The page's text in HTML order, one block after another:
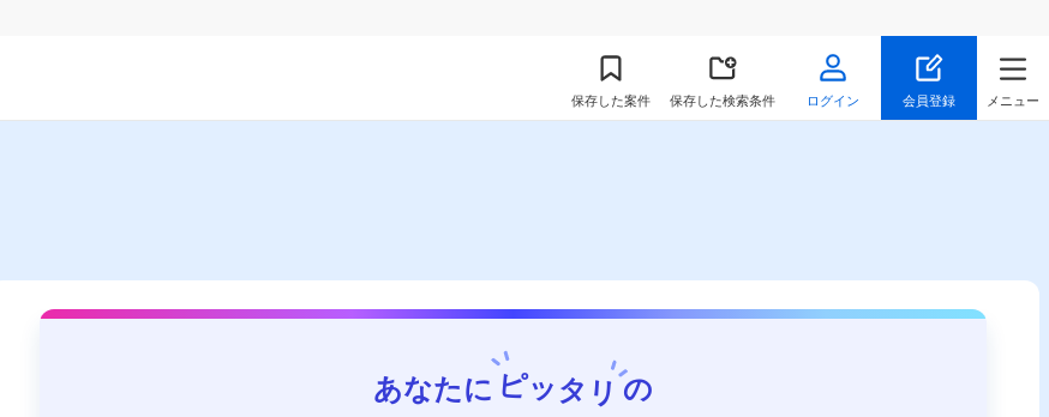
保存した案件 保存した検索条件 ログイン 会員登録 メニュー
あなたに ピッタリの